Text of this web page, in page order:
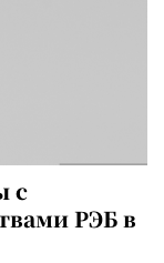
с
РЭБ в